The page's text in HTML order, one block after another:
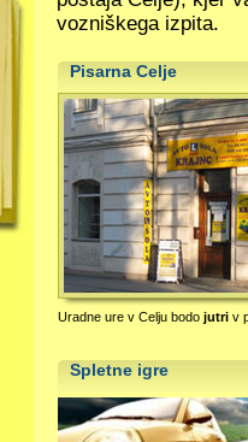
vozniškega izpita.
Pisarna Celje
Uradne ure v Celju bodo jutri v
Spletne igre